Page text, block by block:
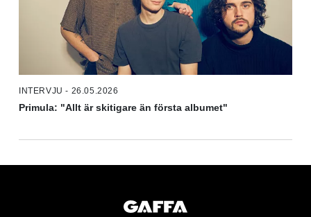
INTERVJU - 26.05.2026
Primula: "Allt är skitigare än första albumet"